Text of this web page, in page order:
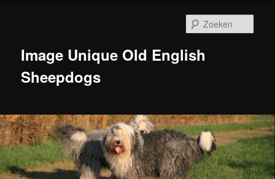
Image Unique Old English
Sheepdogs